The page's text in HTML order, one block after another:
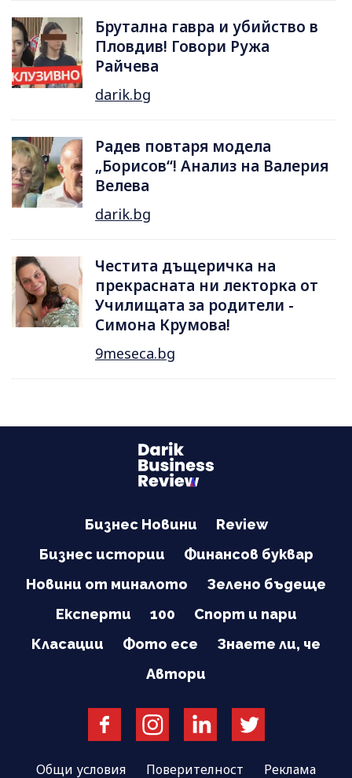
Брутална гавра и убийство в
Пловдив! Говори Ружа
Райчева
darik.bg
Радев повтаря модела
„Борисов“! Анализ на Валерия
Велева
darik.bg
Честита дъщеричка на
прекрасната ни лекторка от
Училищата за родители -
Симона Крумова!
9meseca.bg
Бизнес Новини
Review
Бизнес истории
Финансов буквар
Новини от миналото
Зелено бъдеще
Експерти
100
Спорт и пари
Класации
Фото есе
Знаете ли, че
Автори
Общи условия Поверителност Реклама